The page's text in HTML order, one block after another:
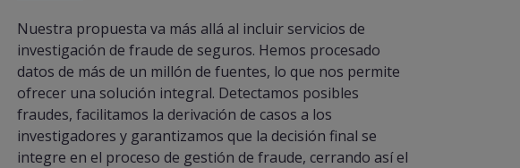
Nuestra propuesta va más allá al incluir servicios de
investigación de fraude de seguros. Hemos procesado
datos de más de un millón de fuentes, lo que nos permite
ofrecer una solución integral. Detectamos posibles
fraudes, facilitamos la derivación de casos a los
investigadores y garantizamos que la decisión final se
integre en el proceso de gestión de fraude, cerrando así el